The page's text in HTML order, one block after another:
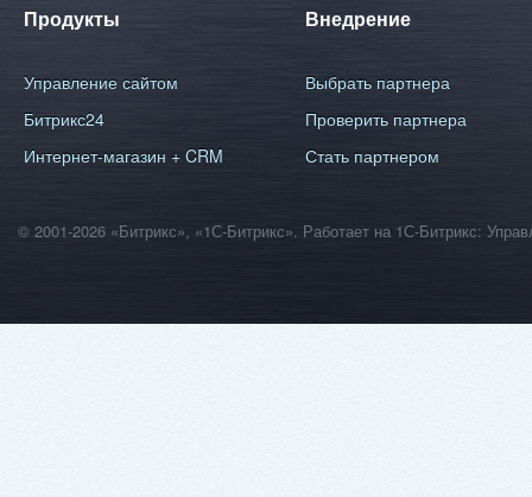
Продукты
Управление сайтом
Битрикс24
Интернет-магазин + CRM
Внедрение
Выбрать партнера
Проверить партнера
Стать партнером
© 2001-2026 «Битрикс», «1С-Битрикс». Работает на 1С-Битрикс: